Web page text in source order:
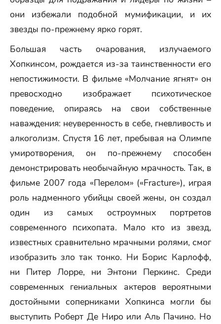
они избежали подобной мумификации, и их
звезды по-прежнему ярко горят.
Большая часть очарования, излучаемого
Хопкинсом, рождается из-за таинственности его
непостижимости. В фильме «Молчание ягнят» он
превосходно изображает психотическое
поведение, опираясь на свои собственные
наваждения: неуверенность в себе, гневливость и
алкоголизм. Спустя 16 лет, пребывая на Олимпе
умиротворения, он по-прежнему способен
демонстрировать необычайную мрачность. Так, в
фильме 2007 года «Перелом» («Fracture»), играя
роль надменного убийцы своей жены, он создал
один из самых остроумных портретов
современного психопата. Мало кто из звезд,
известных сравнительно мрачными ролями, смог
изобразить зло так тонко. Ни Борис Карлофф,
ни Питер Лорре, ни Энтони Перкинс. Среди
современных гениальных актеров вероятными
достойными соперниками Хопкинса могли бы
выступить Роберт Де Ниро или Аль Пачино. Но